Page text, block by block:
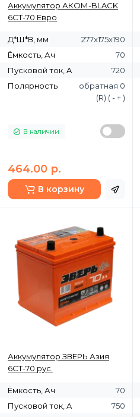
Аккумулятор АКОМ-BLACK
6СТ-70 Евро
Д*Ш*В, мм
277х175х190
Ёмкость, Ач
70
Пусковой ток, A
720
Полярность
обратная 0
(R) ( - + )
В наличии
464.00 р.
В корзину
Аккумулятор ЗВЕРЬ Азия
6СТ-70 рус.
Ёмкость, Ач
70
Пусковой ток, A
750